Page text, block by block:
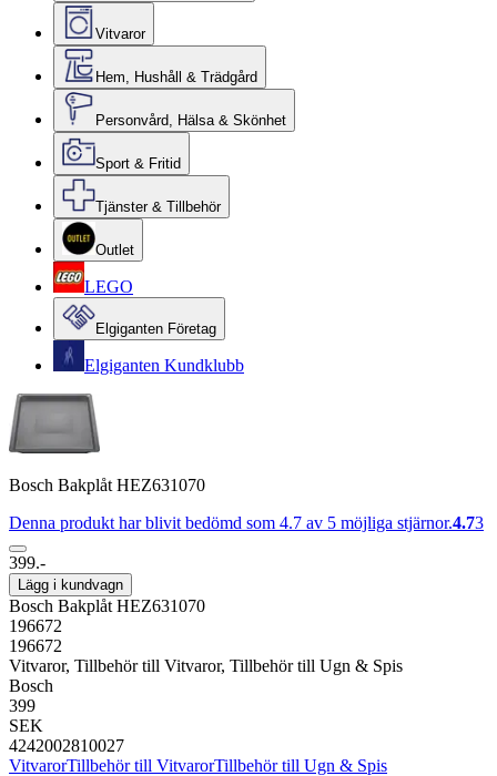
Vitvaror
Hem, Hushåll & Trädgård
Personvård, Hälsa & Skönhet
Sport & Fritid
Tjänster & Tillbehör
Outlet
LEGO
Elgiganten Företag
Elgiganten Kundklubb
Bosch Bakplåt HEZ631070
Denna produkt har blivit bedömd som 4.7 av 5 möjliga stjärnor.4.73
399.-
Lägg i kundvagn
Bosch Bakplåt HEZ631070
196672
196672
Vitvaror, Tillbehör till Vitvaror, Tillbehör till Ugn & Spis
Bosch
399
SEK
4242002810027
VitvarorTillbehör till VitvarorTillbehör till Ugn & Spis